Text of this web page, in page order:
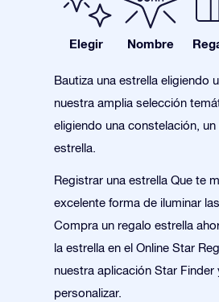
Elegir Nombre
Bautiza una estrella eligiendo
nuestra amplia selección
eligiendo una constelación,
estrella.
Registrar una estrella Que te
excelente forma de iluminar
Compra un regalo estrella
la estrella en el Online Star
nuestra aplicación Star
personalizar.